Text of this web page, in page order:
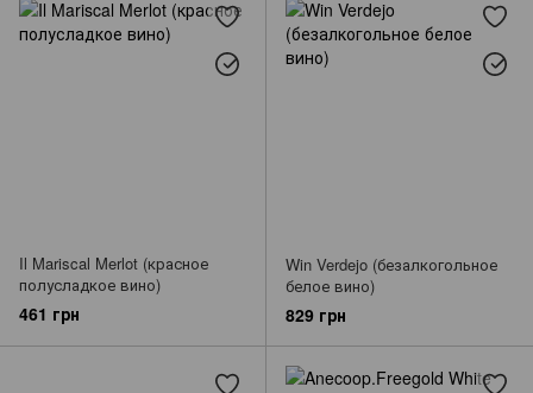
Il Mariscal Merlot (красное
полусладкое вино)
461 грн
Win Verdejo (безалкогольное
белое вино)
829 грн